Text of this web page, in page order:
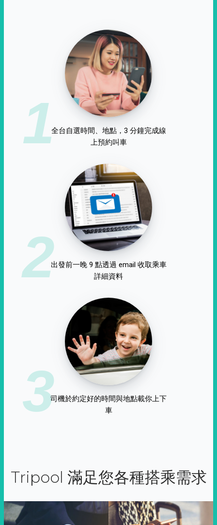
1全台自選時間、地點，3 分鐘完成線
上預約叫車
2出發前一晚 9 點透過 email 收取乘車
詳細資料
3司機於約定好的時間與地點載你上下
車
Tripool 滿足您各種搭乘需求